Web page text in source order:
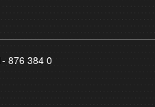
876 384 0